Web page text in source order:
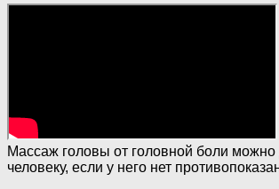
Массаж головы от головной боли
человеку, если у него нет